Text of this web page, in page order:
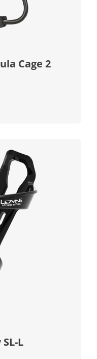
Cage 2
L